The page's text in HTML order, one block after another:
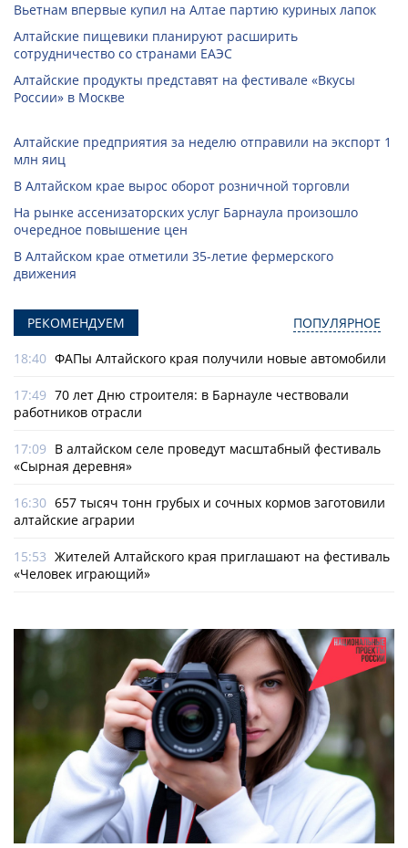
Вьетнам впервые купил на Алтае партию куриных лапок
Алтайские пищевики планируют расширить
сотрудничество со странами ЕАЭС
Алтайские продукты представят на фестивале «Вкусы
России» в Москве
Алтайские предприятия за неделю отправили на экспорт 1
млн яиц
В Алтайском крае вырос оборот розничной торговли
На рынке ассенизаторских услуг Барнаула произошло
очередное повышение цен
В Алтайском крае отметили 35-летие фермерского
движения
РЕКОМЕНДУЕМ ПОПУЛЯРНОЕ
18:40 ФАПы Алтайского края получили новые автомобили
17:49 70 лет Дню строителя: в Барнауле чествовали
работников отрасли
17:09 В алтайском селе проведут масштабный фестиваль
«Сырная деревня»
16:30 657 тысяч тонн грубых и сочных кормов заготовили
алтайские аграрии
15:53 Жителей Алтайского края приглашают на фестиваль
«Человек играющий»